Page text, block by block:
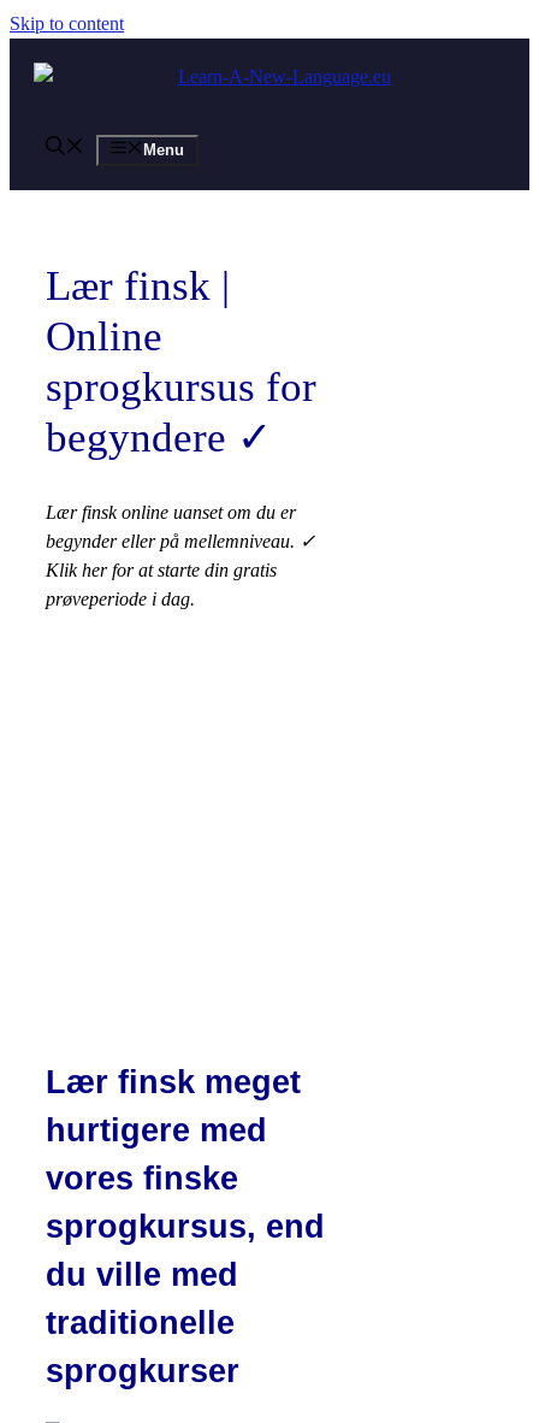
Skip to content
Menu
Lær finsk |
Online
sprogkursus for
begyndere ✓
Lær finsk online uanset om du er
begynder eller på mellemniveau. ✓
Klik her for at starte din gratis
prøveperiode i dag.
Lær finsk meget
hurtigere med
vores finske
sprogkursus, end
du ville med
traditionelle
sprogkurser